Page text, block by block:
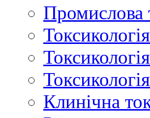
Промислова
Клинічна